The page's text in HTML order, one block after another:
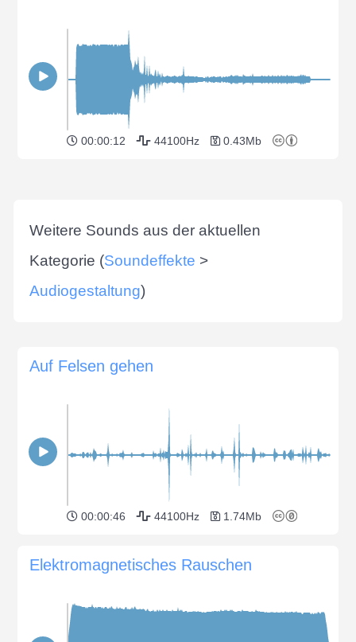
00:00:12 44100Hz 0.43Mb
Weitere Sounds aus der aktuellen
Kategorie (Soundeffekte >
Audiogestaltung)
Auf Felsen gehen
00:00:46 44100Hz 1.74Mb
Elektromagnetisches Rauschen